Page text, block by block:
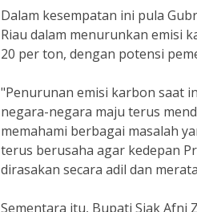
Dalam kesempatan ini pula
Riau dalam menurunkan emisi
20 per ton, dengan potensi
"Penurunan emisi karbon saat
negara-negara maju terus
memahami berbagai masalah
terus berusaha agar kedepan
dirasakan secara adil dan
Sementara itu, Bupati Siak Afni